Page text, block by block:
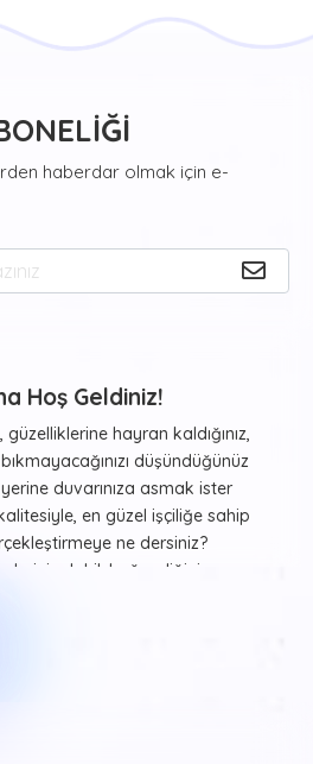
haberdar olmak için e-
Hoş Geldiniz!
hayran kaldığınız,
düşündüğünüz
duvarınıza asmak ister
en güzel işçiliğe sahip
ne dersiniz?
dahil, beğendiğiniz ve
resimleri ister çerçeveli ister
formlarda beğeninize sunuyor.
Seti
görünüşler sunan